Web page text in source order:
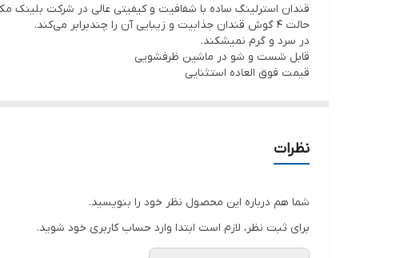
قندان استرلینگ ساده با شفافیت و کیفیتی عالی در شرکت
حالت ۴ گوش قندان جذابیت و زیبایی آن را چندبرابر می‌کند.
در سرد و گرم نمیشکند.
قابل شست و شو در ماشین ظرفشویی
قیمت فوق العاده استثنایی
نظرات
شما هم درباره این محصول نظر خود را بنویسید.
برای ثبت نظر، لازم است ابتدا وارد حساب کاربری خود شوید.